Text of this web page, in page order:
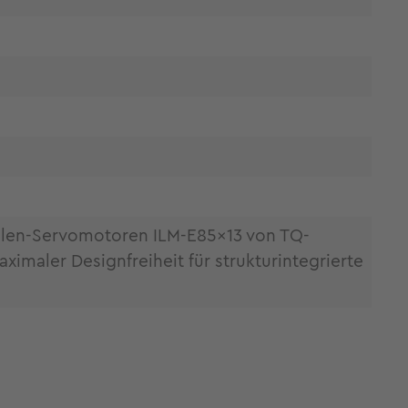
Servomotoren ILM-E85x13 von TQ-
Designfreiheit für strukturintegrierte